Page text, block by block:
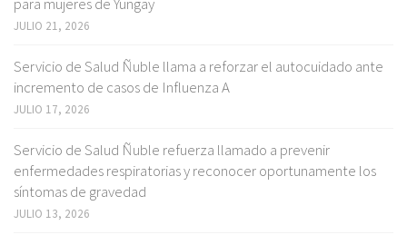
JULIO 21, 2026
Servicio de Salud Ñuble llama a reforzar el autocuidado ante
incremento de casos de Influenza A
JULIO 17, 2026
Servicio de Salud Ñuble refuerza llamado a prevenir
enfermedades respiratorias y reconocer oportunamente los
síntomas de gravedad
JULIO 13, 2026